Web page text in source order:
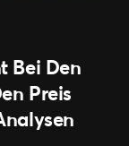
Bei Den
Preis